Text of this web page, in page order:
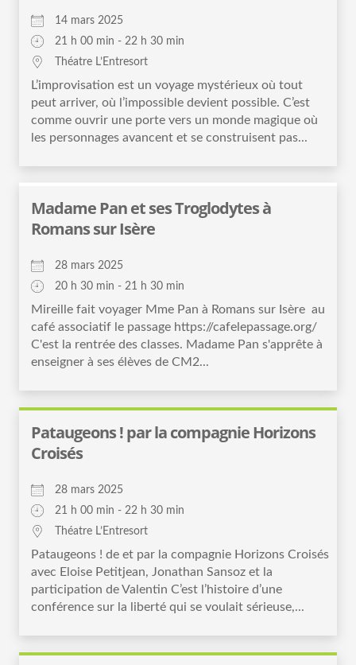
14 mars 2025
21 h 00 min - 22 h 30 min
Théatre L’Entresort
L’improvisation est un voyage mystérieux où tout
peut arriver, où l’impossible devient possible. C’est
comme ouvrir une porte vers un monde magique où
les personnages avancent et se construisent pas...
Madame Pan et ses Troglodytes à
Romans sur Isère
28 mars 2025
20 h 30 min - 21 h 30 min
Mireille fait voyager Mme Pan à Romans sur Isère au
café associatif le passage https://cafelepassage.org/
C'est la rentrée des classes. Madame Pan s'apprête à
enseigner à ses élèves de CM2...
Pataugeons ! par la compagnie Horizons
Croisés
28 mars 2025
21 h 00 min - 22 h 30 min
Théatre L’Entresort
Pataugeons ! de et par la compagnie Horizons Croisés
avec Eloise Petitjean, Jonathan Sansoz et la
participation de Valentin C’est l’histoire d’une
conférence sur la liberté qui se voulait sérieuse,...